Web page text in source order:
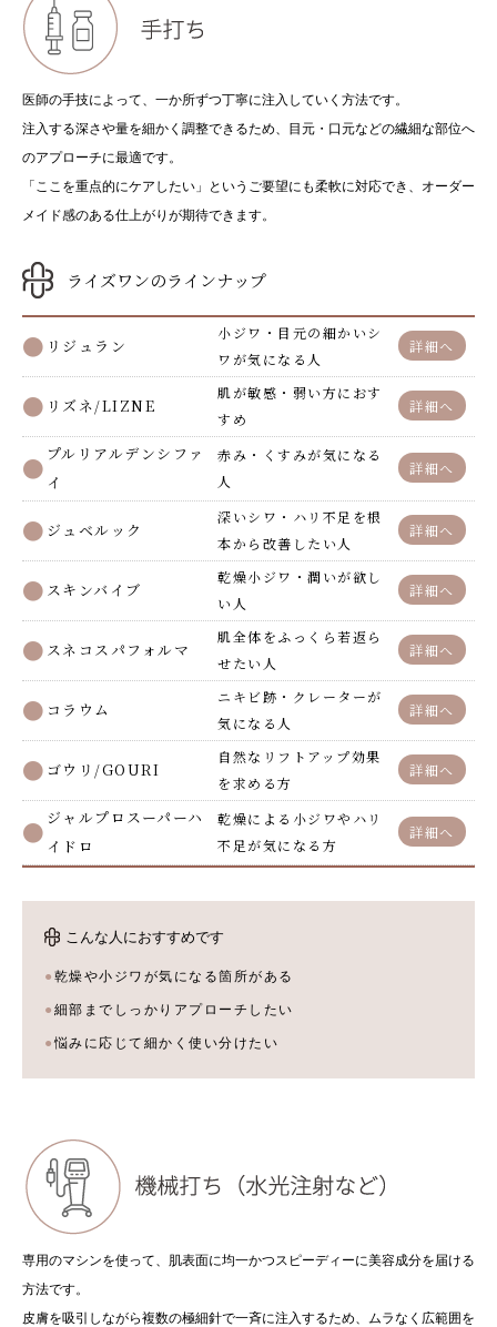
医師の手技によって、一か所ずつ丁寧に注入していく方法です。
注入する深さや量を細かく調整できるため、目元・口元などの繊細な部位へ
のアプローチに最適です。
「ここを重点的にケアしたい」というご要望にも柔軟に対応でき、オーダー
メイド感のある仕上がりが期待できます。
ライズワンのラインナップ
リジュラン
小ジワ・目元の細かいシ
ワが気になる人
詳細へ
リズネ/LIZNE
肌が敏感・弱い方におす
すめ
詳細へ
プルリアルデンシファ
イ
赤み・くすみが気になる
人
詳細へ
ジュベルック
深いシワ・ハリ不足を根
本から改善したい人
詳細へ
スキンバイブ
乾燥小ジワ・潤いが欲し
い人
詳細へ
スネコスパフォルマ
肌全体をふっくら若返ら
せたい人
詳細へ
コラウム
ニキビ跡・クレーターが
気になる人
詳細へ
ゴウリ/GOURI
自然なリフトアップ効果
を求める方
詳細へ
ジャルプロスーパーハ
イドロ
乾燥による小ジワやハリ
不足が気になる方
詳細へ
こんな人におすすめです
乾燥や小ジワが気になる箇所がある
細部までしっかりアプローチしたい
悩みに応じて細かく使い分けたい
専用のマシンを使って、肌表面に均一かつスピーディーに美容成分を届ける
方法です。
皮膚を吸引しながら複数の極細針で一斉に注入するため、ムラなく広範囲を